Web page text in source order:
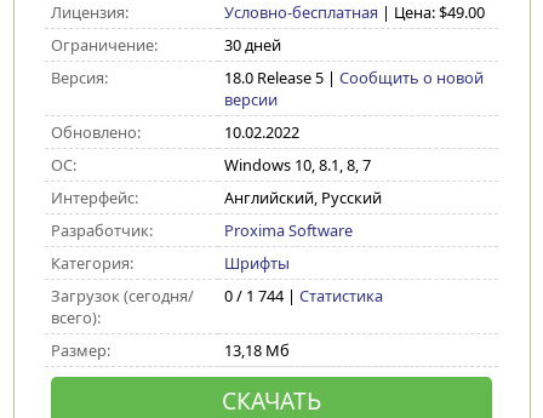
Лицензия:
Условно-бесплатная | Цена: $49.00
Ограничение:
30 дней
Версия:
18.0 Release 5| Сообщить о новой
версии
Обновлено:
10.02.2022
ОС:
Windows 10, 8.1, 8, 7
Интерфейс:
Английский, Русский
Разработчик:
Proxima Software
Категория:
Шрифты
Загрузок (сегодня/
всего):
0 / 1 744 | Статистика
Размер: 13,18 Мб
СКАЧАТЬ